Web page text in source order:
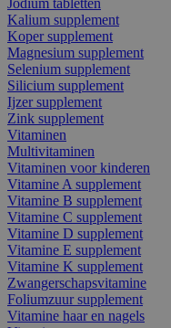
Kalium supplement
Koper supplement
Magnesium supplement
Selenium supplement
Silicium supplement
Ijzer supplement
Zink supplement
Vitaminen
Multivitaminen
Vitaminen voor kinderen
Vitamine A supplement
Vitamine B supplement
Vitamine C supplement
Vitamine D supplement
Vitamine E supplement
Vitamine K supplement
Zwangerschapsvitamine
Foliumzuur supplement
Vitamine haar en nagels